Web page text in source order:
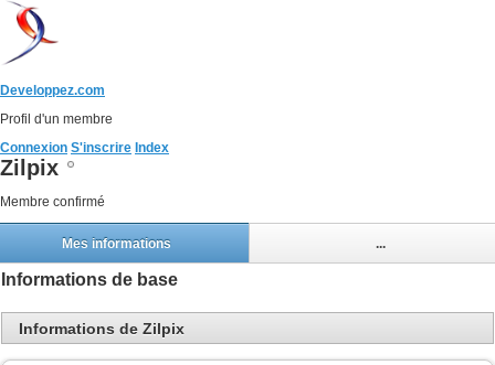
Developpez.com
Profil d'un membre
Connexion S'inscrire Index
Zilpix
Membre confirmé
Mes informations ...
Informations de base
Informations de Zilpix